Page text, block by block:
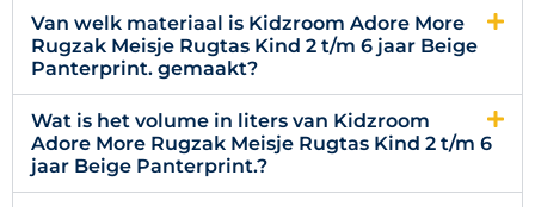
Van welk materiaal is Kidzroom Adore More
Rugzak Meisje Rugtas Kind 2 t/m 6 jaar Beige
Panterprint. gemaakt?
Wat is het volume in liters van Kidzroom
Adore More Rugzak Meisje Rugtas Kind 2 t/m 6
jaar Beige Panterprint.?